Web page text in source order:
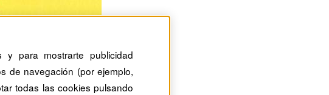
para mostrarte publicidad
de navegación (por ejemplo,
todas las cookies pulsando